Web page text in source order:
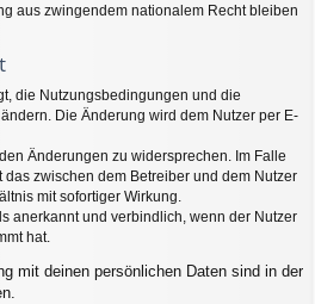
aus zwingendem nationalem Recht bleiben
die Nutzungsbedingungen und die
Die Änderung wird dem Nutzer per E-
Änderungen zu widersprechen. Im Falle
zwischen dem Betreiber und dem Nutzer
mit sofortiger Wirkung.
anerkannt und verbindlich, wenn der Nutzer
hat.
mit deinen persönlichen Daten sind in der